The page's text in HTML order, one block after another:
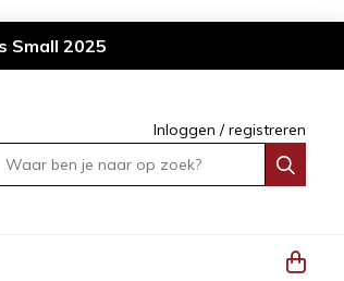
Small 2025
Inloggen /registreren
Waar ben je naar op zoek?